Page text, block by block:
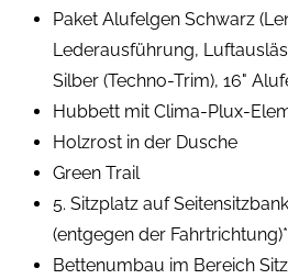
Paket Alufelgen Schwarz
Lederausführung,
Silber (Techno-Trim), 16"
Hubbett mit Clima-Plux-
Holzrost in der Dusche
Green Trail
5. Sitzplatz auf
(entgegen der Fahrtrichtung)*
Bettenumbau im Bereich